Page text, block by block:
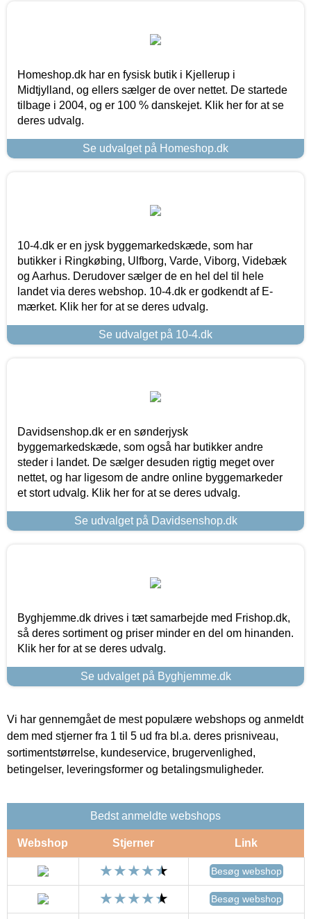
Homeshop.dk har en fysisk butik i Kjellerup i
Midtjylland, og ellers sælger de over nettet. De startede
tilbage i 2004, og er 100 % danskejet. Klik her for at se
deres udvalg.
Se udvalget på Homeshop.dk
10-4.dk er en jysk byggemarkedskæde, som har
butikker i Ringkøbing, Ulfborg, Varde, Viborg, Videbæk
og Aarhus. Derudover sælger de en hel del til hele
landet via deres webshop. 10-4.dk er godkendt af E-
mærket. Klik her for at se deres udvalg.
Se udvalget på 10-4.dk
Davidsenshop.dk er en sønderjysk
byggemarkedskæde, som også har butikker andre
steder i landet. De sælger desuden rigtig meget over
nettet, og har ligesom de andre online byggemarkeder
et stort udvalg. Klik her for at se deres udvalg.
Se udvalget på Davidsenshop.dk
Byghjemme.dk drives i tæt samarbejde med Frishop.dk,
så deres sortiment og priser minder en del om hinanden.
Klik her for at se deres udvalg.
Se udvalget på Byghjemme.dk
Vi har gennemgået de mest populære webshops og anmeldt
dem med stjerner fra 1 til 5 ud fra bl.a. deres prisniveau,
sortimentstørrelse, kundeservice, brugervenlighed,
betingelser, leveringsformer og betalingsmuligheder.
Bedst anmeldte webshops
Webshop Stjerner Link
Besøg webshop
Besøg webshop